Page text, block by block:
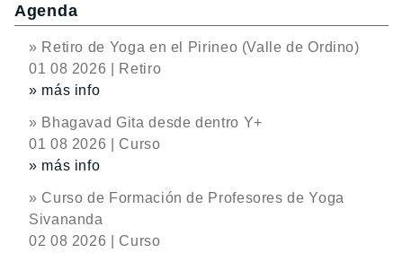
Agenda
» Retiro de Yoga en el Pirineo (Valle de Ordino)
01 08 2026 | Retiro
» más info
» Bhagavad Gita desde dentro Y+
01 08 2026 | Curso
» más info
» Curso de Formación de Profesores de Yoga
Sivananda
02 08 2026 | Curso